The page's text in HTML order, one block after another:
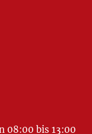
08:00 bis 13:00